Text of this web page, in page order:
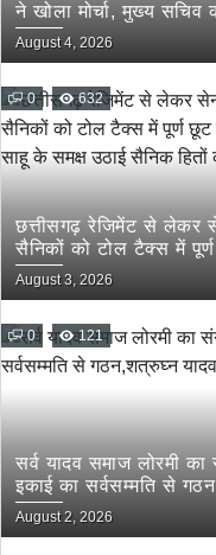
ने खोला मोर्चा, मुख्य सचिव
August 4, 2026
0 632
छत्तीसगढ़ रेजिमेंट से लेकर
सैनिकों को टोल टैक्स में
मंत्री तोखन साहू के समक्ष
August 3, 2026
0 121
सर्व यादव समाज लोरमी
इकाई का सर्वसम्मति से
लोरमी शहरी अध्यक्ष
August 2, 2026